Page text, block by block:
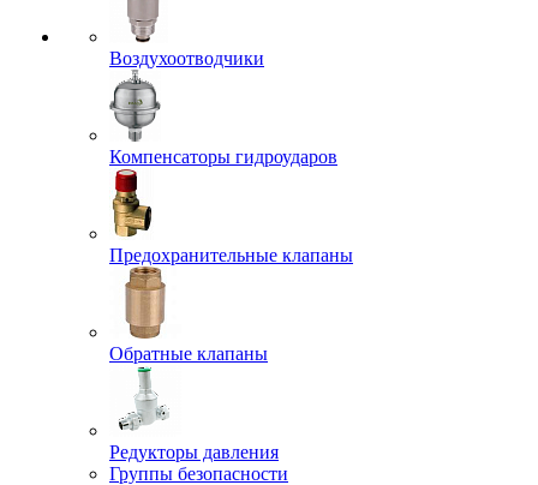
Воздухоотводчики
Компенсаторы гидроударов
Предохранительные клапаны
Обратные клапаны
Редукторы давления
Группы безопасности